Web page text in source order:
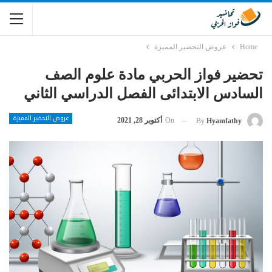
Home عروض التحضير المميزة
تحضير فواز الحربي مادة علوم الصف
السادس الابتدائى الفصل الدراسي الثاني
عروض التحضير المميزة By Hyamfathy
On أكتوبر 28, 2021